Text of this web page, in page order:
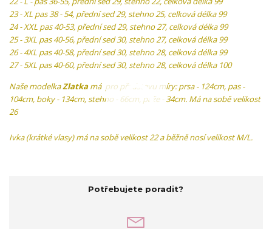
23 - XL pas 38 - 54, přední sed 29, stehno 25, celková délka 99
24 - XXL pas 40-53, přední sed 29, stehno 27, celková délka 99
25 - 3XL pas 40-56, přední sed 30, stehno 27, celková délka 99
26 - 4XL pas 40-58, přední sed 30, stehno 28, celková délka 99
27 - 5XL pas 40-60, přední sed 30, stehno 28, celková délka 100
Naše modelkaZlatkamá pro představu míry: prsa - 124cm, pas -
104cm, boky - 134cm, stehno - 66cm, paže - 34cm. Má na sobě velikost
26
Ivka (krátké vlasy) má na sobě velikost 22 a běžně nosí velikost M/L.
Potřebujete poradit?